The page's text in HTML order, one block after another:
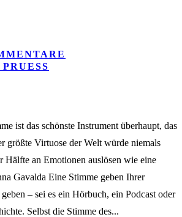
ist das schönste Instrument überhaupt, das
größte Virtuose der Welt würde niemals
Hälfte an Emotionen auslösen wie eine
Gavalda Eine Stimme geben Ihrer
– sei es ein Hörbuch, ein Podcast oder
Selbst die Stimme des...